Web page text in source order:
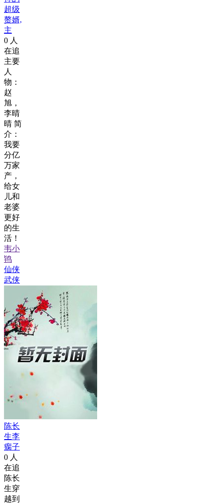
超级
赘婿,
主
0 人
在追
主要
人
物：
赵
旭，
李晴
晴 简
介：
我要
分亿
万家
产，
给女
儿和
老婆
更好
的生
活！
韦小
鸨
仙侠
武侠
陈长
生李
瘸子
0 人
在追
陈长
生穿
越到